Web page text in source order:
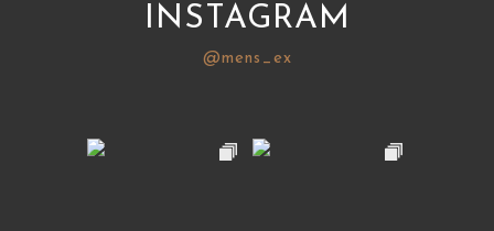
INSTAGRAM
@mens_ex